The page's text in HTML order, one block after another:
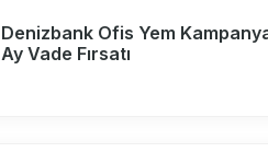
Denizbank Ofis Yem
Ay Vade Fırsatı